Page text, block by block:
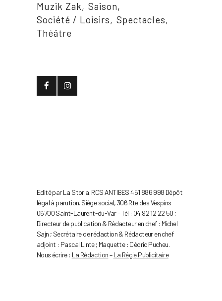
Muzik Zak
Saison
Société / Loisirs
Spectacles
Théâtre
Edité par La Storia. RCS ANTIBES 451 886 998 Dépôt
légal à parution. Siège social, 306 Rte des Vespins
06700 Saint-Laurent-du-Var – Tél : 04 92 12 22 50 ;
Directeur de publication & Rédacteur en chef : Michel
Sajn ; Secrétaire de rédaction & Rédacteur en chef
adjoint : Pascal Linte ; Maquette : Cédric Pucheu.
Nous écrire : La Rédaction–La Régie Publicitaire